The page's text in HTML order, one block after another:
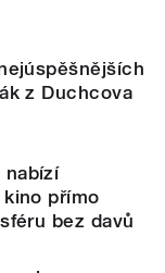
z Duchcova
nabízí
přímo
bez davů